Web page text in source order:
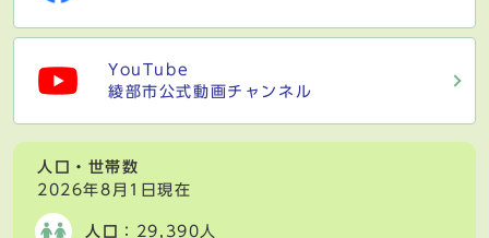
YouTube
綾部市公式動画チャンネル
人口・世帯数
2026年8月1日現在
人口 ：29,390人